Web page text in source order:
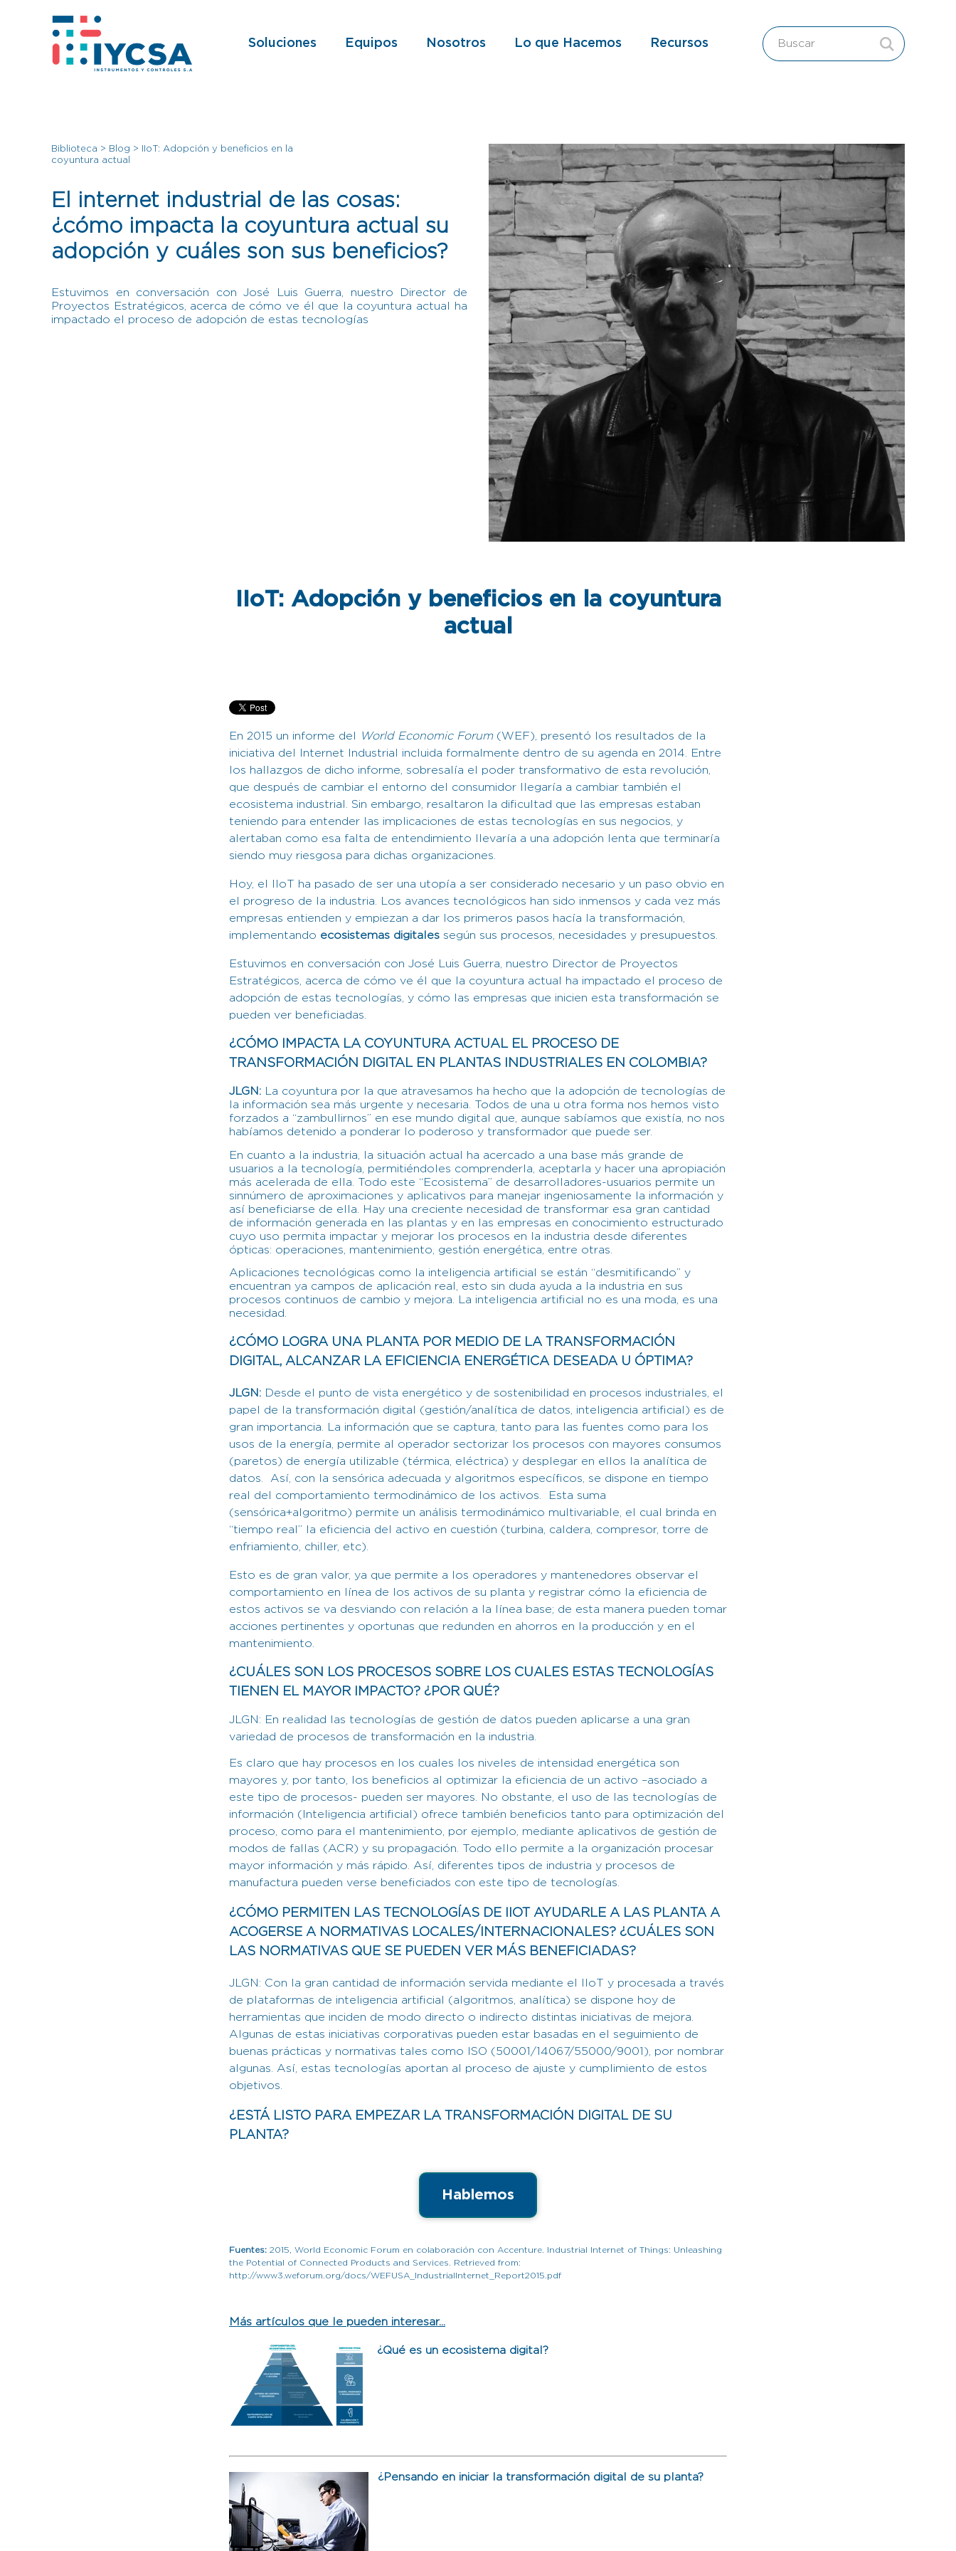
Soluciones Equipos Nosotros Lo que Hacemos Recursos
Biblioteca > Blog >
IIoT: Adopción y beneficios en la
coyuntura actual
El internet industrial de las cosas:
¿cómo impacta la coyuntura actual su
adopción y cuáles son sus beneficios?
Estuvimos en conversación con José Luis Guerra, nuestro Director de
Proyectos Estratégicos, acerca de cómo ve él que la coyuntura actual ha
impactado el proceso de adopción de estas tecnologías
IIoT: Adopción y beneficios en la coyuntura
actual
En 2015 un informe del World Economic Forum(WEF), presentó los resultados de la
iniciativa del Internet Industrial incluida formalmente dentro de su agenda en 2014. Entre
los hallazgos de dicho informe, sobresalía el poder transformativo de esta revolución,
que después de cambiar el entorno del consumidor llegaría a cambiar también el
ecosistema industrial. Sin embargo, resaltaron la dificultad que las empresas estaban
teniendo para entender las implicaciones de estas tecnologías en sus negocios, y
alertaban como esa falta de entendimiento llevaría a una adopción lenta que terminaría
siendo muy riesgosa para dichas organizaciones.
Hoy, el IIoT ha pasado de ser una utopía a ser considerado necesario y un paso obvio en
el progreso de la industria. Los avances tecnológicos han sido inmensos y cada vez más
empresas entienden y empiezan a dar los primeros pasos hacía la transformación,
implementando ecosistemas digitales según sus procesos, necesidades y presupuestos.
Estuvimos en conversación con José Luis Guerra, nuestro Director de Proyectos
Estratégicos, acerca de cómo ve él que la coyuntura actual ha impactado el proceso de
adopción de estas tecnologías, y cómo las empresas que inicien esta transformación se
pueden ver beneficiadas.
¿CÓMO IMPACTA LA COYUNTURA ACTUAL EL PROCESO DE
TRANSFORMACIÓN DIGITAL EN PLANTAS INDUSTRIALES EN COLOMBIA?
JLGN: La coyuntura por la que atravesamos ha hecho que la adopción de tecnologías de
la información sea más urgente y necesaria. Todos de una u otra forma nos hemos visto
forzados a “zambullirnos” en ese mundo digital que, aunque sabíamos que existía, no nos
habíamos detenido a ponderar lo poderoso y transformador que puede ser.
En cuanto a la industria, la situación actual ha acercado a una base más grande de
usuarios a la tecnología, permitiéndoles comprenderla, aceptarla y hacer una apropiación
más acelerada de ella. Todo este “Ecosistema” de desarrolladores-usuarios permite un
sinnúmero de aproximaciones y aplicativos para manejar ingeniosamente la información y
así beneficiarse de ella. Hay una creciente necesidad de transformar esa gran cantidad
de información generada en las plantas y en las empresas en conocimiento estructurado
cuyo uso permita impactar y mejorar los procesos en la industria desde diferentes
ópticas: operaciones, mantenimiento, gestión energética, entre otras.
Aplicaciones tecnológicas como la inteligencia artificial se están “desmitificando” y
encuentran ya campos de aplicación real, esto sin duda ayuda a la industria en sus
procesos continuos de cambio y mejora. La inteligencia artificial no es una moda, es una
necesidad.
¿CÓMO LOGRA UNA PLANTA POR MEDIO DE LA TRANSFORMACIÓN
DIGITAL, ALCANZAR LA EFICIENCIA ENERGÉTICA DESEADA U ÓPTIMA?
JLGN: Desde el punto de vista energético y de sostenibilidad en procesos industriales, el
papel de la transformación digital (gestión/analítica de datos, inteligencia artificial) es de
gran importancia. La información que se captura, tanto para las fuentes como para los
usos de la energía, permite al operador sectorizar los procesos con mayores consumos
(paretos) de energía utilizable (térmica, eléctrica) y desplegar en ellos la analítica de
datos. Así, con la sensórica adecuada y algoritmos específicos, se dispone en tiempo
real del comportamiento termodinámico de los activos. Esta suma
(sensórica+algoritmo) permite un análisis termodinámico multivariable, el cual brinda en
“tiempo real” la eficiencia del activo en cuestión (turbina, caldera, compresor, torre de
enfriamiento, chiller, etc).
Esto es de gran valor, ya que permite a los operadores y mantenedores observar el
comportamiento en línea de los activos de su planta y registrar cómo la eficiencia de
estos activos se va desviando con relación a la línea base; de esta manera pueden tomar
acciones pertinentes y oportunas que redunden en ahorros en la producción y en el
mantenimiento.
¿CUÁLES SON LOS PROCESOS SOBRE LOS CUALES ESTAS TECNOLOGÍAS
TIENEN EL MAYOR IMPACTO? ¿POR QUÉ?
JLGN: En realidad las tecnologías de gestión de datos pueden aplicarse a una gran
variedad de procesos de transformación en la industria.
Es claro que hay procesos en los cuales los niveles de intensidad energética son
mayores y, por tanto, los beneficios al optimizar la eficiencia de un activo –asociado a
este tipo de procesos- pueden ser mayores. No obstante, el uso de las tecnologías de
información (Inteligencia artificial) ofrece también beneficios tanto para optimización del
proceso, como para el mantenimiento, por ejemplo, mediante aplicativos de gestión de
modos de fallas (ACR) y su propagación. Todo ello permite a la organización procesar
mayor información y más rápido. Así, diferentes tipos de industria y procesos de
manufactura pueden verse beneficiados con este tipo de tecnologías.
¿CÓMO PERMITEN LAS TECNOLOGÍAS DE IIOT AYUDARLE A LAS PLANTA A
ACOGERSE A NORMATIVAS LOCALES/INTERNACIONALES? ¿CUÁLES SON
LAS NORMATIVAS QUE SE PUEDEN VER MÁS BENEFICIADAS?
JLGN: Con la gran cantidad de información servida mediante el IIoT y procesada a través
de plataformas de inteligencia artificial (algoritmos, analítica) se dispone hoy de
herramientas que inciden de modo directo o indirecto distintas iniciativas de mejora.
Algunas de estas iniciativas corporativas pueden estar basadas en el seguimiento de
buenas prácticas y normativas tales como ISO (50001/14067/55000/9001), por nombrar
algunas. Así, estas tecnologías aportan al proceso de ajuste y cumplimiento de estos
objetivos.
¿ESTÁ LISTO PARA EMPEZAR LA TRANSFORMACIÓN DIGITAL DE SU
PLANTA?
Hablemos
Fuentes: 2015, World Economic Forum en colaboración con Accenture. Industrial Internet of Things: Unleashing
the Potential of Connected Products and Services. Retrieved from:
http://www3.weforum.org/docs/WEFUSA_IndustrialInternet_Report2015.pdf
Más artículos que le pueden interesar...
¿Qué es un ecosistema digital?
¿Pensando en iniciar la transformación digital de su planta?